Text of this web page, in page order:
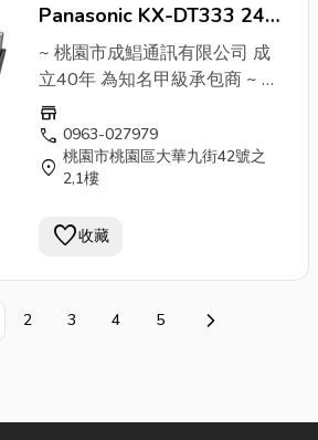
3359911
Panasonic KX-DT333 24鍵
顯示話機(黑色)~桃園成鯧通
訊有限公司~40年經驗甲級
承包商
~ 桃園市成鯧通訊有限公司 成
立40年 為知名甲級承包商 ~ ✔
安裝&維修 電話總機系統 (國際
牌、聯盟、通航、東訊)各大廠
牌 ✔監視器系統 遠端監控 紅外
線高畫質 ✔對講機俞式牌 門禁
鐘✔包案工程大樓配線 ↓↓↓ 連
669219 公司電話：03-
store
call 0963-027979
location_on 桃園市桃園區大華九街42號之
2,1樓
favorite收藏
2 3 4 5 下一頁